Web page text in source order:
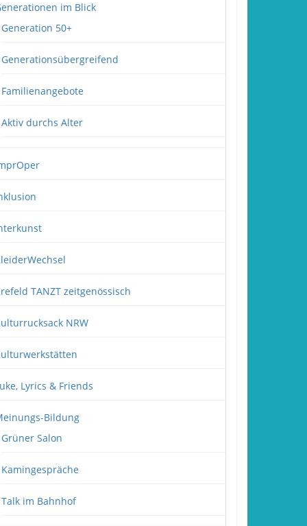
im Blick
Generation 50+
Generationsübergreifend
Familienangebote
Aktiv durchs Alter
TANZT zeitgenössisch
NRW
Lyrics & Friends
Bildung
Grüner Salon
Kamingespräche
Talk im Bahnhof